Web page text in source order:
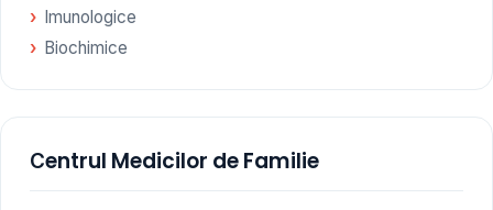
Imunologice
Biochimice
Сentrul Medicilor de Familie